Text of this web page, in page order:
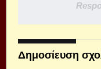
Δημοσίευση